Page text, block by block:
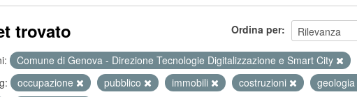
Ordina per
trovato
Comune di Genova - Direzione Tecnologie Digitalizzazione e Smart City
occupazione pubblico immobili costruzioni
geologia